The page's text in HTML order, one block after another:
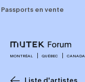
Passports en vente
MONTRÉAL QUÉBEC CANADA
Liste d'artistes